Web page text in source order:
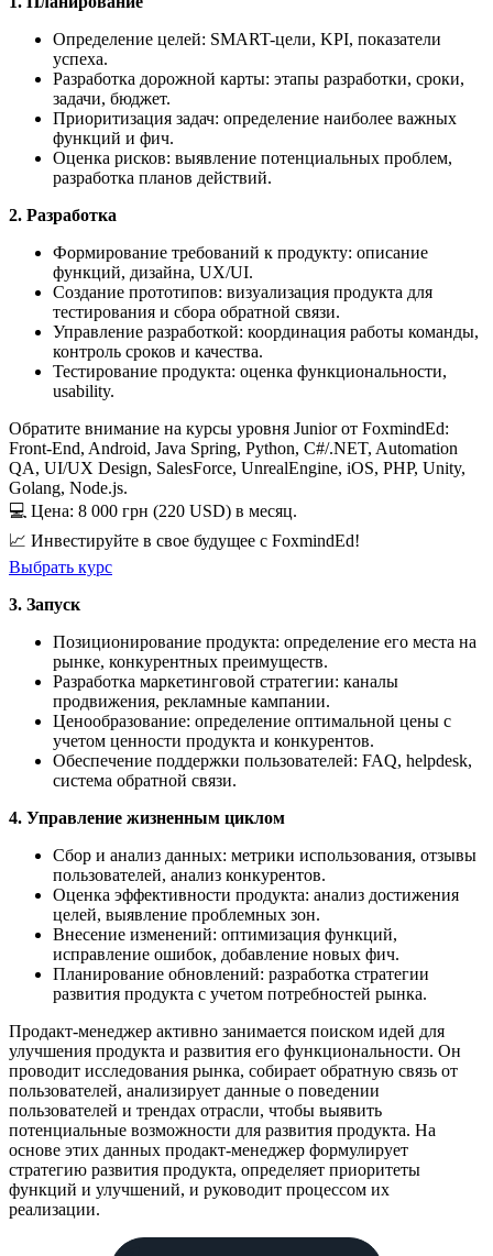
Определение целей: SMART-цели, KPI, показатели
успеха.
Разработка дорожной карты: этапы разработки, сроки,
задачи, бюджет.
Приоритизация задач: определение наиболее важных
функций и фич.
Оценка рисков: выявление потенциальных проблем,
разработка планов действий.
2. Разработка
Формирование требований к продукту: описание
функций, дизайна, UX/UI.
Создание прототипов: визуализация продукта для
тестирования и сбора обратной связи.
Управление разработкой: координация работы команды,
контроль сроков и качества.
Тестирование продукта: оценка функциональности,
usability.
Обратите внимание на курсы уровня Junior от FoxmindEd:
Front-End, Android, Java Spring, Python, C#/.NET, Automation
QA, UI/UX Design, SalesForce, UnrealEngine, iOS, PHP, Unity,
Golang, Node.js.
💻 Цена: 8 000 грн (220 USD) в месяц.
📈 Инвестируйте в свое будущее с FoxmindEd!
Выбрать курс
3. Запуск
Позиционирование продукта: определение его места на
рынке, конкурентных преимуществ.
Разработка маркетинговой стратегии: каналы
продвижения, рекламные кампании.
Ценообразование: определение оптимальной цены с
учетом ценности продукта и конкурентов.
Обеспечение поддержки пользователей: FAQ, helpdesk,
система обратной связи.
4. Управление жизненным циклом
Сбор и анализ данных: метрики использования, отзывы
пользователей, анализ конкурентов.
Оценка эффективности продукта: анализ достижения
целей, выявление проблемных зон.
Внесение изменений: оптимизация функций,
исправление ошибок, добавление новых фич.
Планирование обновлений: разработка стратегии
развития продукта с учетом потребностей рынка.
Продакт-менеджер активно занимается поиском идей для
улучшения продукта и развития его функциональности. Он
проводит исследования рынка, собирает обратную связь от
пользователей, анализирует данные о поведении
пользователей и трендах отрасли, чтобы выявить
потенциальные возможности для развития продукта. На
основе этих данных продакт-менеджер формулирует
стратегию развития продукта, определяет приоритеты
функций и улучшений, и руководит процессом их
реализации.